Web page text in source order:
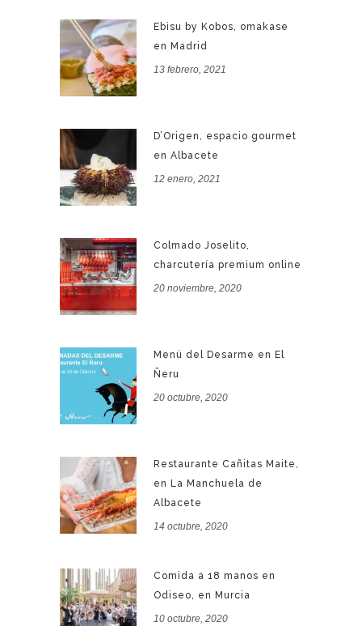
Ebisu by Kobos, omakase
en Madrid
13 febrero, 2021
D’Origen, espacio gourmet
en Albacete
12 enero, 2021
Colmado Joselito,
charcutería premium online
20 noviembre, 2020
Menú del Desarme en El
Ñeru
20 octubre, 2020
Restaurante Cañitas Maite,
en La Manchuela de
Albacete
14 octubre, 2020
Comida a 18 manos en
Odiseo, en Murcia
10 octubre, 2020